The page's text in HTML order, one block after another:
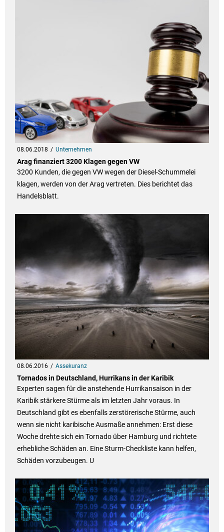
08.06.2018 Unternehmen
Arag finanziert 3200 Klagen gegen VW
3200 Kunden, die gegen VW wegen der Diesel-Schummelei
klagen, werden von der Arag vertreten. Dies berichtet das
Handelsblatt.
08.06.2016 Assekuranz
Tornados in Deutschland, Hurrikans in der Karibik
Experten sagen für die anstehende Hurrikansaison in der
Karibik stärkere Stürme als im letzten Jahr voraus. In
Deutschland gibt es ebenfalls zerstörerische Stürme, auch
wenn sie nicht karibische Ausmaße annehmen: Erst diese
Woche drehte sich ein Tornado über Hamburg und richtete
erhebliche Schäden an. Eine Sturm-Checkliste kann helfen,
Schäden vorzubeugen. U